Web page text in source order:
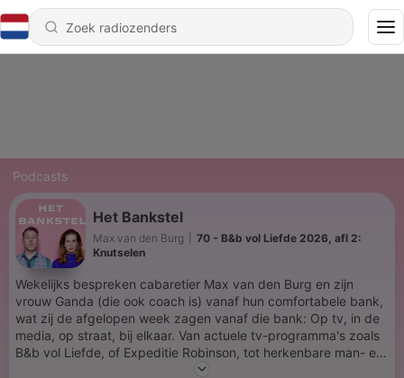
Podcasts
Het Bankstel
Max van den Burg
70 - B&b vol Liefde 2026, afl 2:
Knutselen
Wekelijks bespreken cabaretier Max van den Burg en zijn
vrouw Ganda (die ook coach is) vanaf hun comfortabele bank,
wat zij de afgelopen week zagen vanaf die bank: Op tv, in de
media, op straat, bij elkaar. Van actuele tv-programma's zoals
B&b vol Liefde, of Expeditie Robinson, tot herkenbare man- en
vrouwdingetjes en grotere maatschappelijke thema's. Met de